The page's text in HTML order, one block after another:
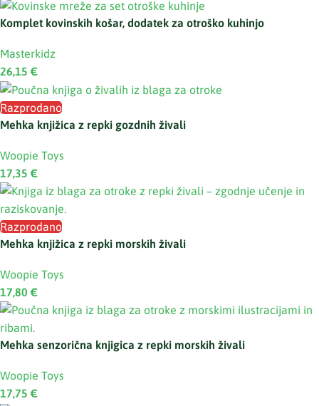
Komplet kovinskih košar, dodatek za otroško kuhinjo
Masterkidz
26,15 €
Razprodano
Mehka knjižica z repki gozdnih živali
Woopie Toys
17,35 €
Razprodano
Mehka knjižica z repki morskih živali
Woopie Toys
17,80 €
Mehka senzorična knjigica z repki morskih živali
Woopie Toys
17,75 €